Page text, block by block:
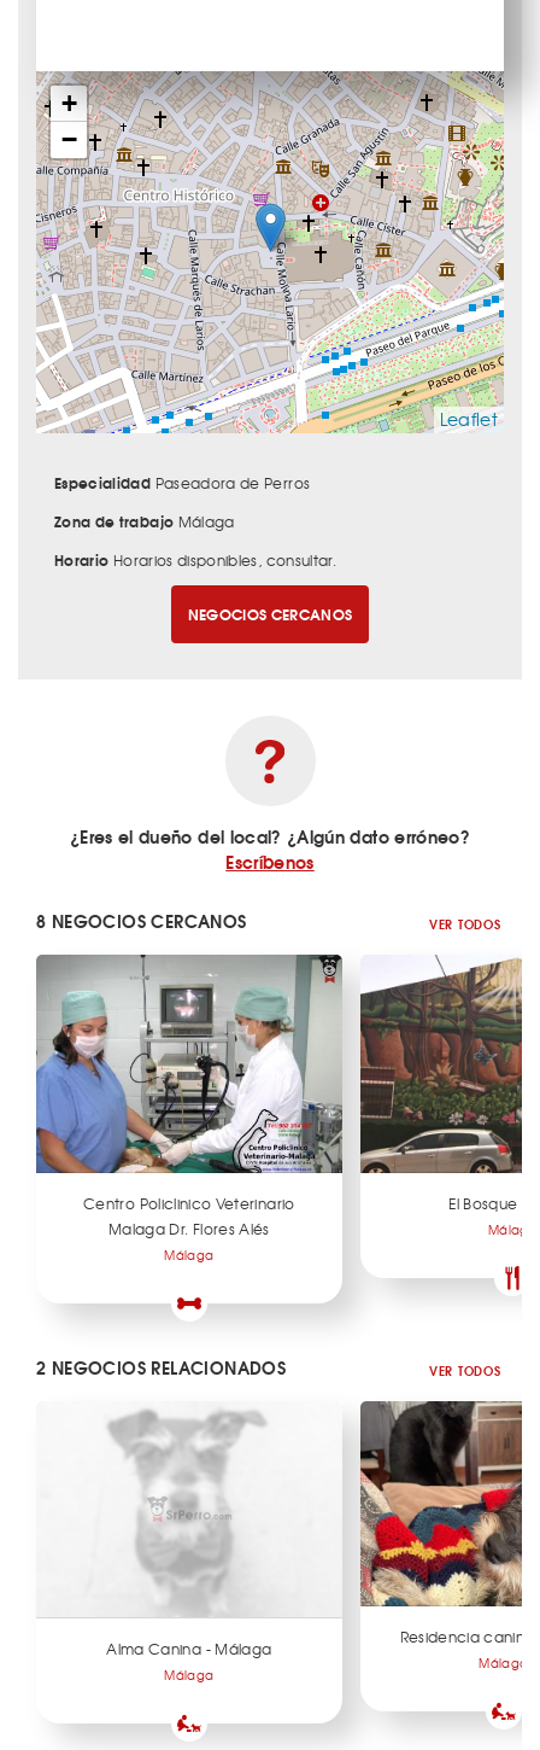
+
−
Leaflet
Especialidad Paseadora de Perros
Zona de trabajo Málaga
Horario Horarios disponibles, consultar.
NEGOCIOS CERCANOS
¿Eres el dueño del local? ¿Algún dato erróneo?
Escríbenos
8 NEGOCIOS CERCANOS VER TODOS
Centro Policlinico Veterinario
Malaga Dr. Flores Alés
Málaga
El Bosque
Málaga
2 NEGOCIOS RELACIONADOS VER TODOS
Alma Canina - Málaga
Málaga
Residencia canina
Málaga